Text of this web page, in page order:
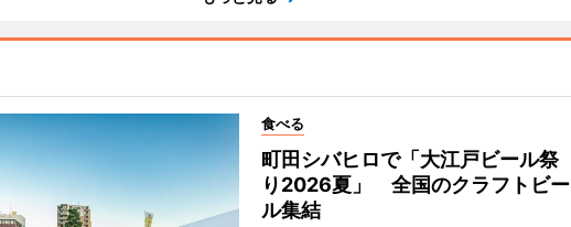
食べる
町田シバヒロで「大江戸ビール祭
り2026夏」 全国のクラフトビー
ル集結